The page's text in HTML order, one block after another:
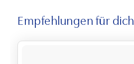
Empfehlungen für dich